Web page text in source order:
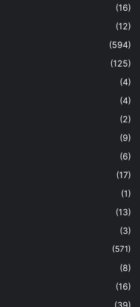
(16)
(12)
(594)
(125)
(4)
(4)
(2)
(9)
(6)
(17)
(1)
(13)
(3)
(571)
(8)
(16)